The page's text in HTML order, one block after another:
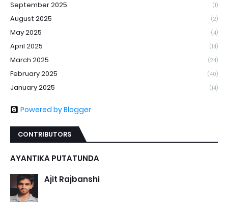
September 2025 (1)
August 2025 (2)
May 2025 (4)
April 2025 (14)
March 2025 (24)
February 2025 (40)
January 2025 (14)
Powered by Blogger
CONTRIBUTORS
AYANTIKA PUTATUNDA
Ajit Rajbanshi